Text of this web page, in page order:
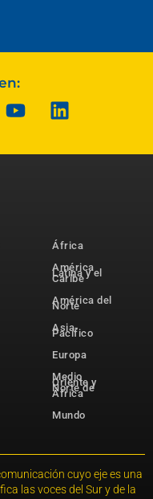
África
América
Latina y el
Caribe
América del
Norte
Asia-
Pacífico
Europa
Medio
Oriente y
Norte de
África
Mundo
cuyo eje es una
las voces del Sur y de la